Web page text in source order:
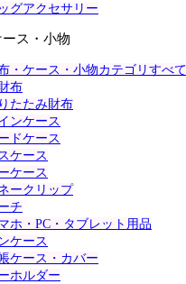
グアクセサリー
ス・小物
・ケース・小物カテゴリすべて
布
たたみ財布
ンケース
ドケース
ケース
ケース
ークリップ
チ
ホ・PC・タブレット用品
ケース
ケース・カバー
ホルダー